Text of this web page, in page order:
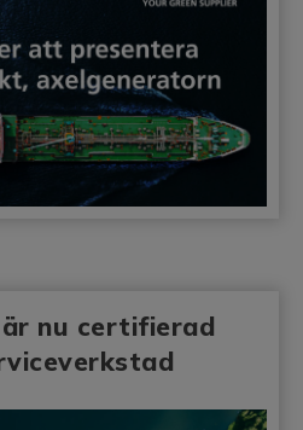
är nu certifierad